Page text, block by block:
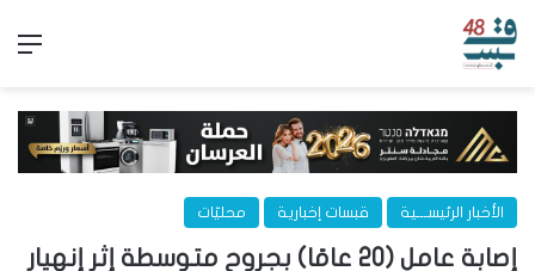
الأخبار الرئيســـية قبسات إخبارية محليّات
إصابة عامل (20 عامًا) بجروح متوسطة إثر إنهيار